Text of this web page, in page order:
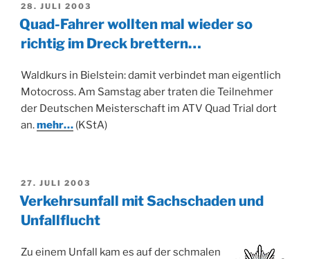
VERÖFFENTLICHT
AM
28. JULI 2003
Quad-Fahrer wollten mal wieder so
richtig im Dreck brettern…
Waldkurs in Bielstein: damit verbindet man eigentlich
Motocross. Am Samstag aber traten die Teilnehmer
der Deutschen Meisterschaft im ATV Quad Trial dort
an.mehr… (KStA)
VERÖFFENTLICHT
AM
27. JULI 2003
Verkehrsunfall mit Sachschaden und
Unfallflucht
Zu einem Unfall kam es auf der schmalen